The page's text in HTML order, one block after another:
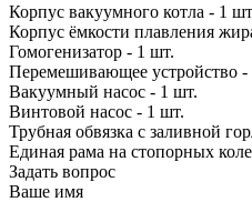
Корпус вакуумного котла - 1
Корпус ёмкости плавления
Гомогенизатор - 1 шт.
Перемешивающее устройство -
Вакуумный насос - 1 шт.
Винтовой насос - 1 шт.
Трубная обвязка с заливной
Единая рама на стопорных
Задать вопрос
Ваше имя